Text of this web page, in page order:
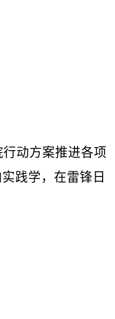
动方案推进各项
践学，在雷锋日